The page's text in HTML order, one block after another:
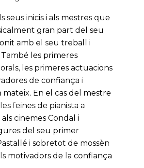
seus inicis i als mestres que
gran part del seu
amb el seu treball i
les primeres
les primeres actuacions
de confiança i
En el cas del mestre
feines de pianista a
als cinemes Condal i
del seu primer
i sobretot de mossèn
motivadors de la confiança